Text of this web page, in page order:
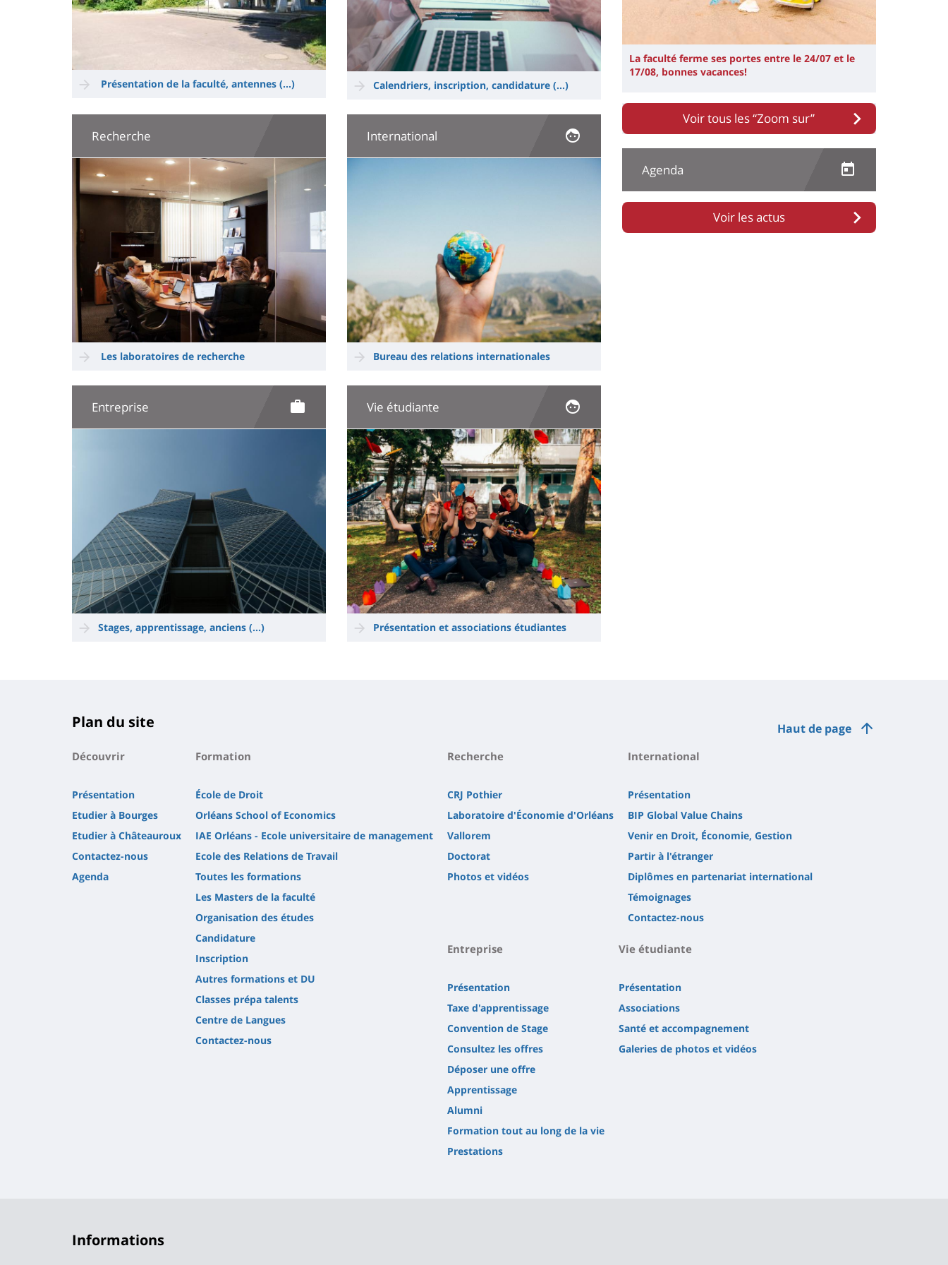
Présentation de la faculté, antennes (...) Calendriers, inscription, candidature (...)
Recherche
Les laboratoires de recherche
International
Bureau des relations internationales
Entreprise
Stages, apprentissage, anciens (...)
Vie étudiante
Image
Présentation et associations étudiantes
La faculté ferme ses portes entre le 24/07 et le
17/08, bonnes vacances!
Voir tous les “Zoom sur”
Agenda
Voir les actus
Haut de page
Plan du site
Découvrir
Présentation
Etudier à Bourges
Etudier à Châteauroux
Contactez-nous
Agenda
Formation
École de Droit
Orléans School of Economics
IAE Orléans - Ecole universitaire de management
Ecole des Relations de Travail
Toutes les formations
Les Masters de la faculté
Organisation des études
Candidature
Inscription
Autres formations et DU
Classes prépa talents
Centre de Langues
Contactez-nous
Recherche
CRJ Pothier
Laboratoire d'Économie d'Orléans
Vallorem
Doctorat
Photos et vidéos
International
Présentation
BIP Global Value Chains
Venir en Droit, Économie, Gestion
Partir à l'étranger
Diplômes en partenariat international
Témoignages
Contactez-nous
Entreprise
Présentation
Taxe d'apprentissage
Convention de Stage
Consultez les offres
Déposer une offre
Apprentissage
Alumni
Formation tout au long de la vie
Prestations
Vie étudiante
Présentation
Associations
Santé et accompagnement
Galeries de photos et vidéos
Informations